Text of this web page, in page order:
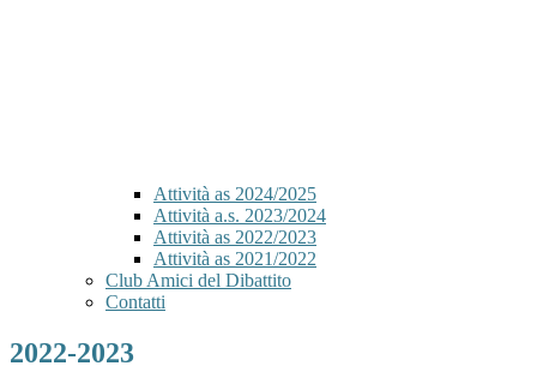
Attività as 2024/2025
Attività a.s. 2023/2024
Attività as 2022/2023
Attività as 2021/2022
Club Amici del Dibattito
Contatti
2022-2023